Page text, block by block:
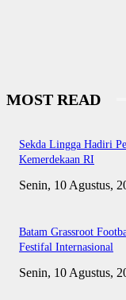
MOST READ
Sekda Lingga Hadiri
Kemerdekaan RI
Senin, 10 Agustus,
Batam Grassroot
Festifal Internasional
Senin, 10 Agustus,